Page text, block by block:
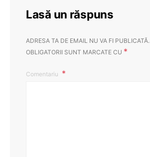
Lasă un răspuns
ADRESA TA DE EMAIL NU VA FI PUBLICATĂ.
OBLIGATORII SUNT MARCATE CU *
Comentariu